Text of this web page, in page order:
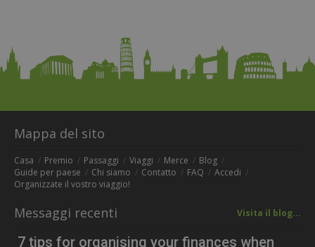
Mappa del sito
Casa Premio Passaggi Viaggi Merce
Blog
Guide per paese
Chi siamo Contatto FAQ
Accedi
Organizzate il vostro viaggio!
Messaggi recenti Visita il blog...
7 tips for organising your finances when